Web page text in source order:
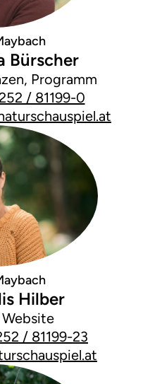
Bürscher
Programm
/ 81199-0
Hilber
/ 81199-23